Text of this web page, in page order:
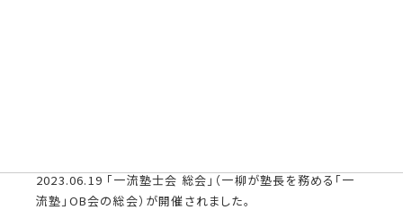
2023.06.19 「一流塾士会 総会」（一柳が塾長を務める「一
流塾」OB会の総会）が開催されました。